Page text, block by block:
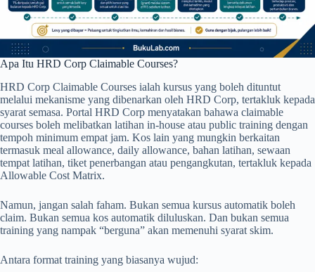
Apa Itu HRD Corp Claimable Courses?
HRD Corp Claimable Courses ialah kursus yang boleh dituntut
melalui mekanisme yang dibenarkan oleh HRD Corp, tertakluk kepada
syarat semasa. Portal HRD Corp menyatakan bahawa claimable
courses boleh melibatkan latihan in-house atau public training dengan
tempoh minimum empat jam. Kos lain yang mungkin berkaitan
termasuk meal allowance, daily allowance, bahan latihan, sewaan
tempat latihan, tiket penerbangan atau pengangkutan, tertakluk kepada
Allowable Cost Matrix.
Namun, jangan salah faham. Bukan semua kursus automatik boleh
claim. Bukan semua kos automatik diluluskan. Dan bukan semua
training yang nampak “berguna” akan memenuhi syarat skim.
Antara format training yang biasanya wujud: